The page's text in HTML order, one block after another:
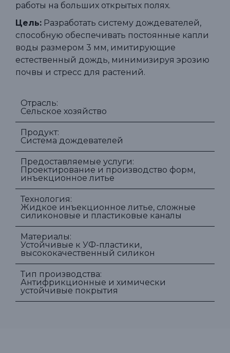
работы на больших открытых полях.
Цель: Разработать систему дождевателей,
способную обеспечивать постоянные капли
воды размером 3 мм, имитирующие
естественный дождь, минимизируя эрозию
почвы и стресс для растений.
Отрасль:
Сельское хозяйство
Продукт:
Система дождевателей
Предоставляемые услуги:
Проектирование и производство форм,
инъекционное литье
Технология:
Жидкое инъекционное литье, сложные
силиконовые и пластиковые каналы
Материалы:
Устойчивые к УФ-пластики,
высококачественный силикон
Тип производства:
Антифрикционные и химически
устойчивые покрытия